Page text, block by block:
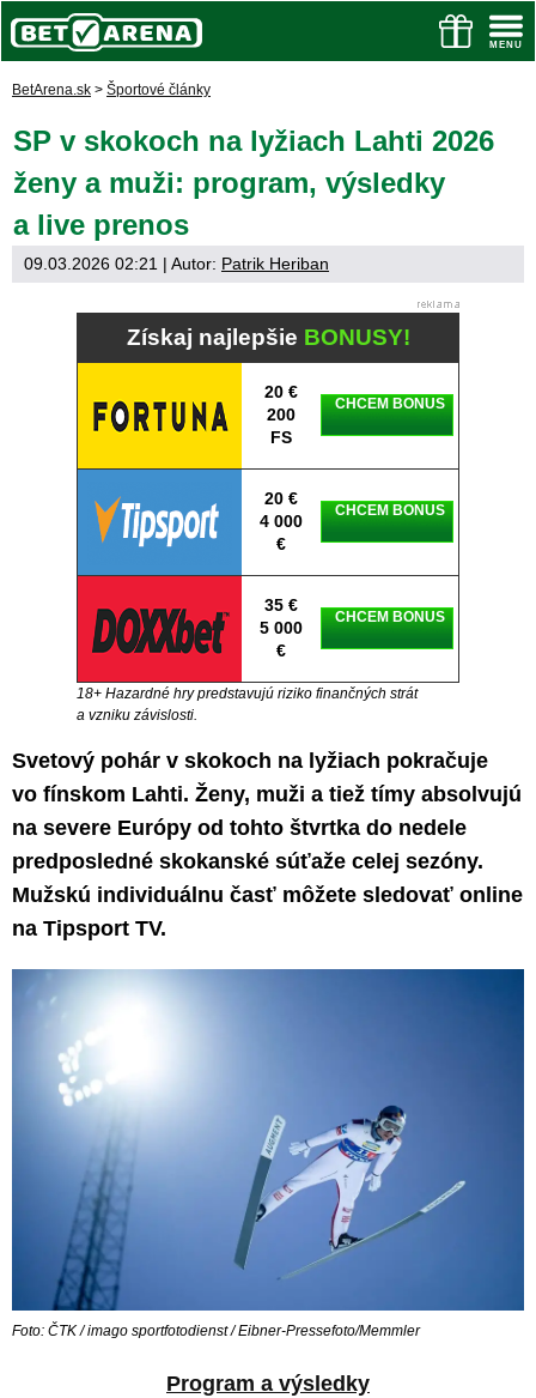
BetArena.sk > Športové články
SP v skokoch na lyžiach Lahti 2026
ženy a muži: program, výsledky
a live prenos
09.03.2026 02:21 | Autor: Patrik Heriban
Získaj najlepšie BONUSY!
20 €
200
FS
CHCEM BONUS
20 €
4 000
€
CHCEM BONUS
35 €
5 000
€
CHCEM BONUS
18+ Hazardné hry predstavujú riziko finančných strát
a vzniku závislosti.
Svetový pohár v skokoch na lyžiach pokračuje
vo fínskom Lahti. Ženy, muži a tiež tímy absolvujú
na severe Európy od tohto štvrtka do nedele
predposledné skokanské súťaže celej sezóny.
Mužskú individuálnu časť môžete sledovať online
na Tipsport TV.
Foto: ČTK / imago sportfotodienst / Eibner-Pressefoto/Memmler
Program a výsledky